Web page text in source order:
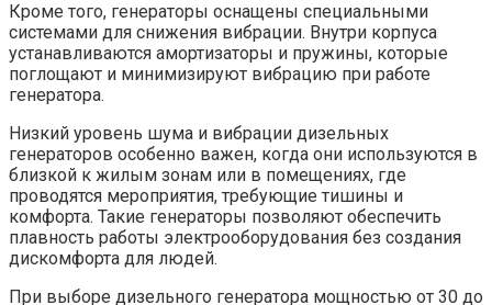
Кроме того, генераторы оснащены специальными
системами для снижения вибрации. Внутри корпуса
устанавливаются амортизаторы и пружины, которые
поглощают и минимизируют вибрацию при работе
генератора.
Низкий уровень шума и вибрации дизельных
генераторов особенно важен, когда они используются в
близкой к жилым зонам или в помещениях, где
проводятся мероприятия, требующие тишины и
комфорта. Такие генераторы позволяют обеспечить
плавность работы электрооборудования без создания
дискомфорта для людей.
При выборе дизельного генератора мощностью от 30 до